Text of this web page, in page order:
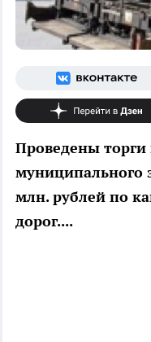
Проведены
муниципального
млн. рублей по
дорог....